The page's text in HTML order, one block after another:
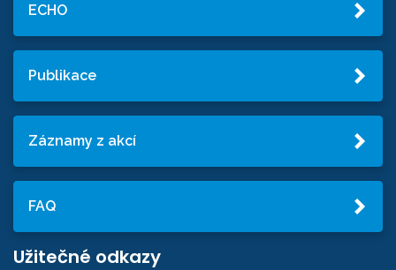
ECHO
Publikace
Záznamy z akcí
FAQ
Užitečné odkazy